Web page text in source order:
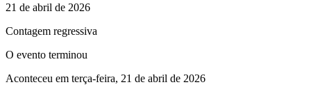
21 de abril de 2026
Contagem regressiva
O evento terminou
Aconteceu em terça-feira, 21 de abril de 2026